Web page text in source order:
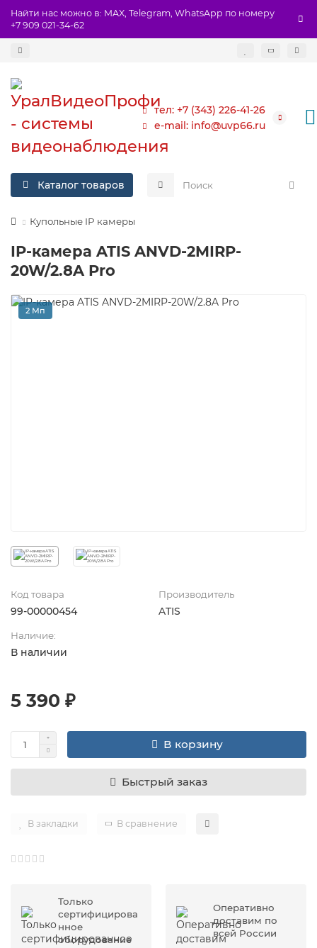
Найти нас можно в: MAX, Telegram, WhatsApp по номеру
+7 909 021-34-62
тел: +7 (343) 226-41-26
e-mail: info@uvp66.ru
Каталог товаров
Купольные IP камеры
IP-камера ATIS ANVD-2MIRP-
20W/2.8A Pro
2 Мп
Код товара
99-00000454
Производитель
ATIS
Наличие:
В наличии
5 390 ₽
В корзину
Быстрый заказ
В закладки В сравнение
Только
сертифицирова
нное
оборудование
Оперативно
доставим по
всей России